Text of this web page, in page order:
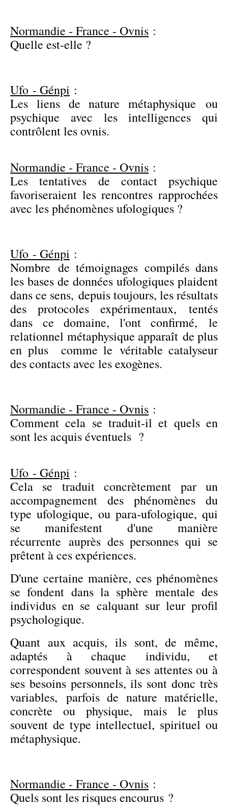
Normandie - France - Ovnis :
Quelle est-elle ?
Ufo - Génpi :
Les liens de nature métaphysique ou
psychique avec les intelligences qui
contrôlent les ovnis.
Normandie - France - Ovnis :
Les tentatives de contact psychique
favoriseraient les rencontres rapprochées
avec les phénomènes ufologiques ?
Ufo - Génpi :
Nombre de témoignages compilés dans
les bases de données ufologiques plaident
dans ce sens, depuis toujours, les résultats
des protocoles expérimentaux, tentés
dans ce domaine, l'ont confirmé, le
relationnel métaphysique apparaît de plus
en plus comme le véritable catalyseur
des contacts avec les exogènes.
Normandie - France - Ovnis :
Comment cela se traduit-il et quels en
sont les acquis éventuels ?
Ufo - Génpi :
Cela se traduit concrètement par un
accompagnement des phénomènes du
type ufologique, ou para-ufologique, qui
se manifestent d'une manière
récurrente auprès des personnes qui se
prêtent à ces expériences.
D'une certaine manière, ces phénomènes
se fondent dans la sphère mentale des
individus en se calquant sur leur profil
psychologique.
Quant aux acquis, ils sont, de même,
adaptés à chaque individu, et
correspondent souvent à ses attentes ou à
ses besoins personnels, ils sont donc très
variables, parfois de nature matérielle,
concrète ou physique, mais le plus
souvent de type intellectuel, spirituel ou
métaphysique.
Normandie - France - Ovnis :
Quels sont les risques encourus ?